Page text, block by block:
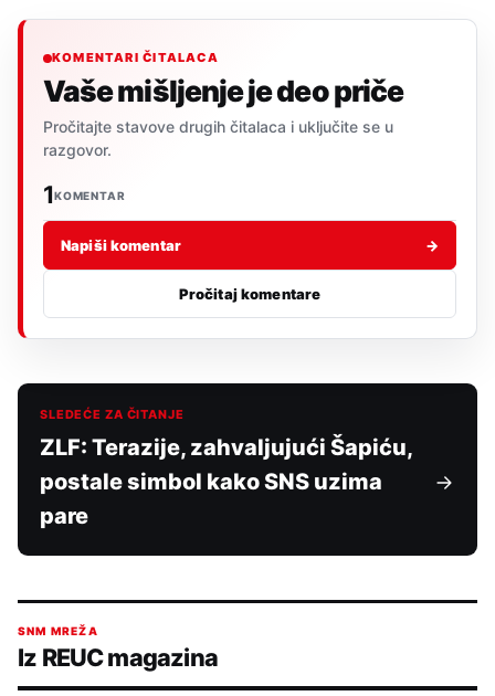
KOMENTARI ČITALACA
Vaše mišljenje je deo priče
Pročitajte stavove drugih čitalaca i uključite se u
razgovor.
1KOMENTAR
Napiši komentar →
Pročitaj komentare
SLEDEĆE ZA ČITANJE
ZLF: Terazije, zahvaljujući Šapiću,
postale simbol kako SNS uzima
pare
SNM MREŽA
Iz REUC magazina